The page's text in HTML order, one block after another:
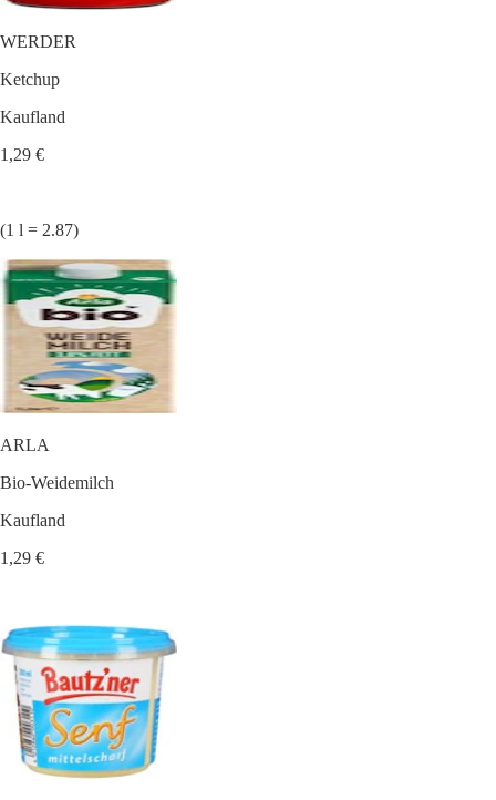
WERDER
Ketchup
Kaufland
1,29 €
(1 l = 2.87)
ARLA
Bio-Weidemilch
Kaufland
1,29 €